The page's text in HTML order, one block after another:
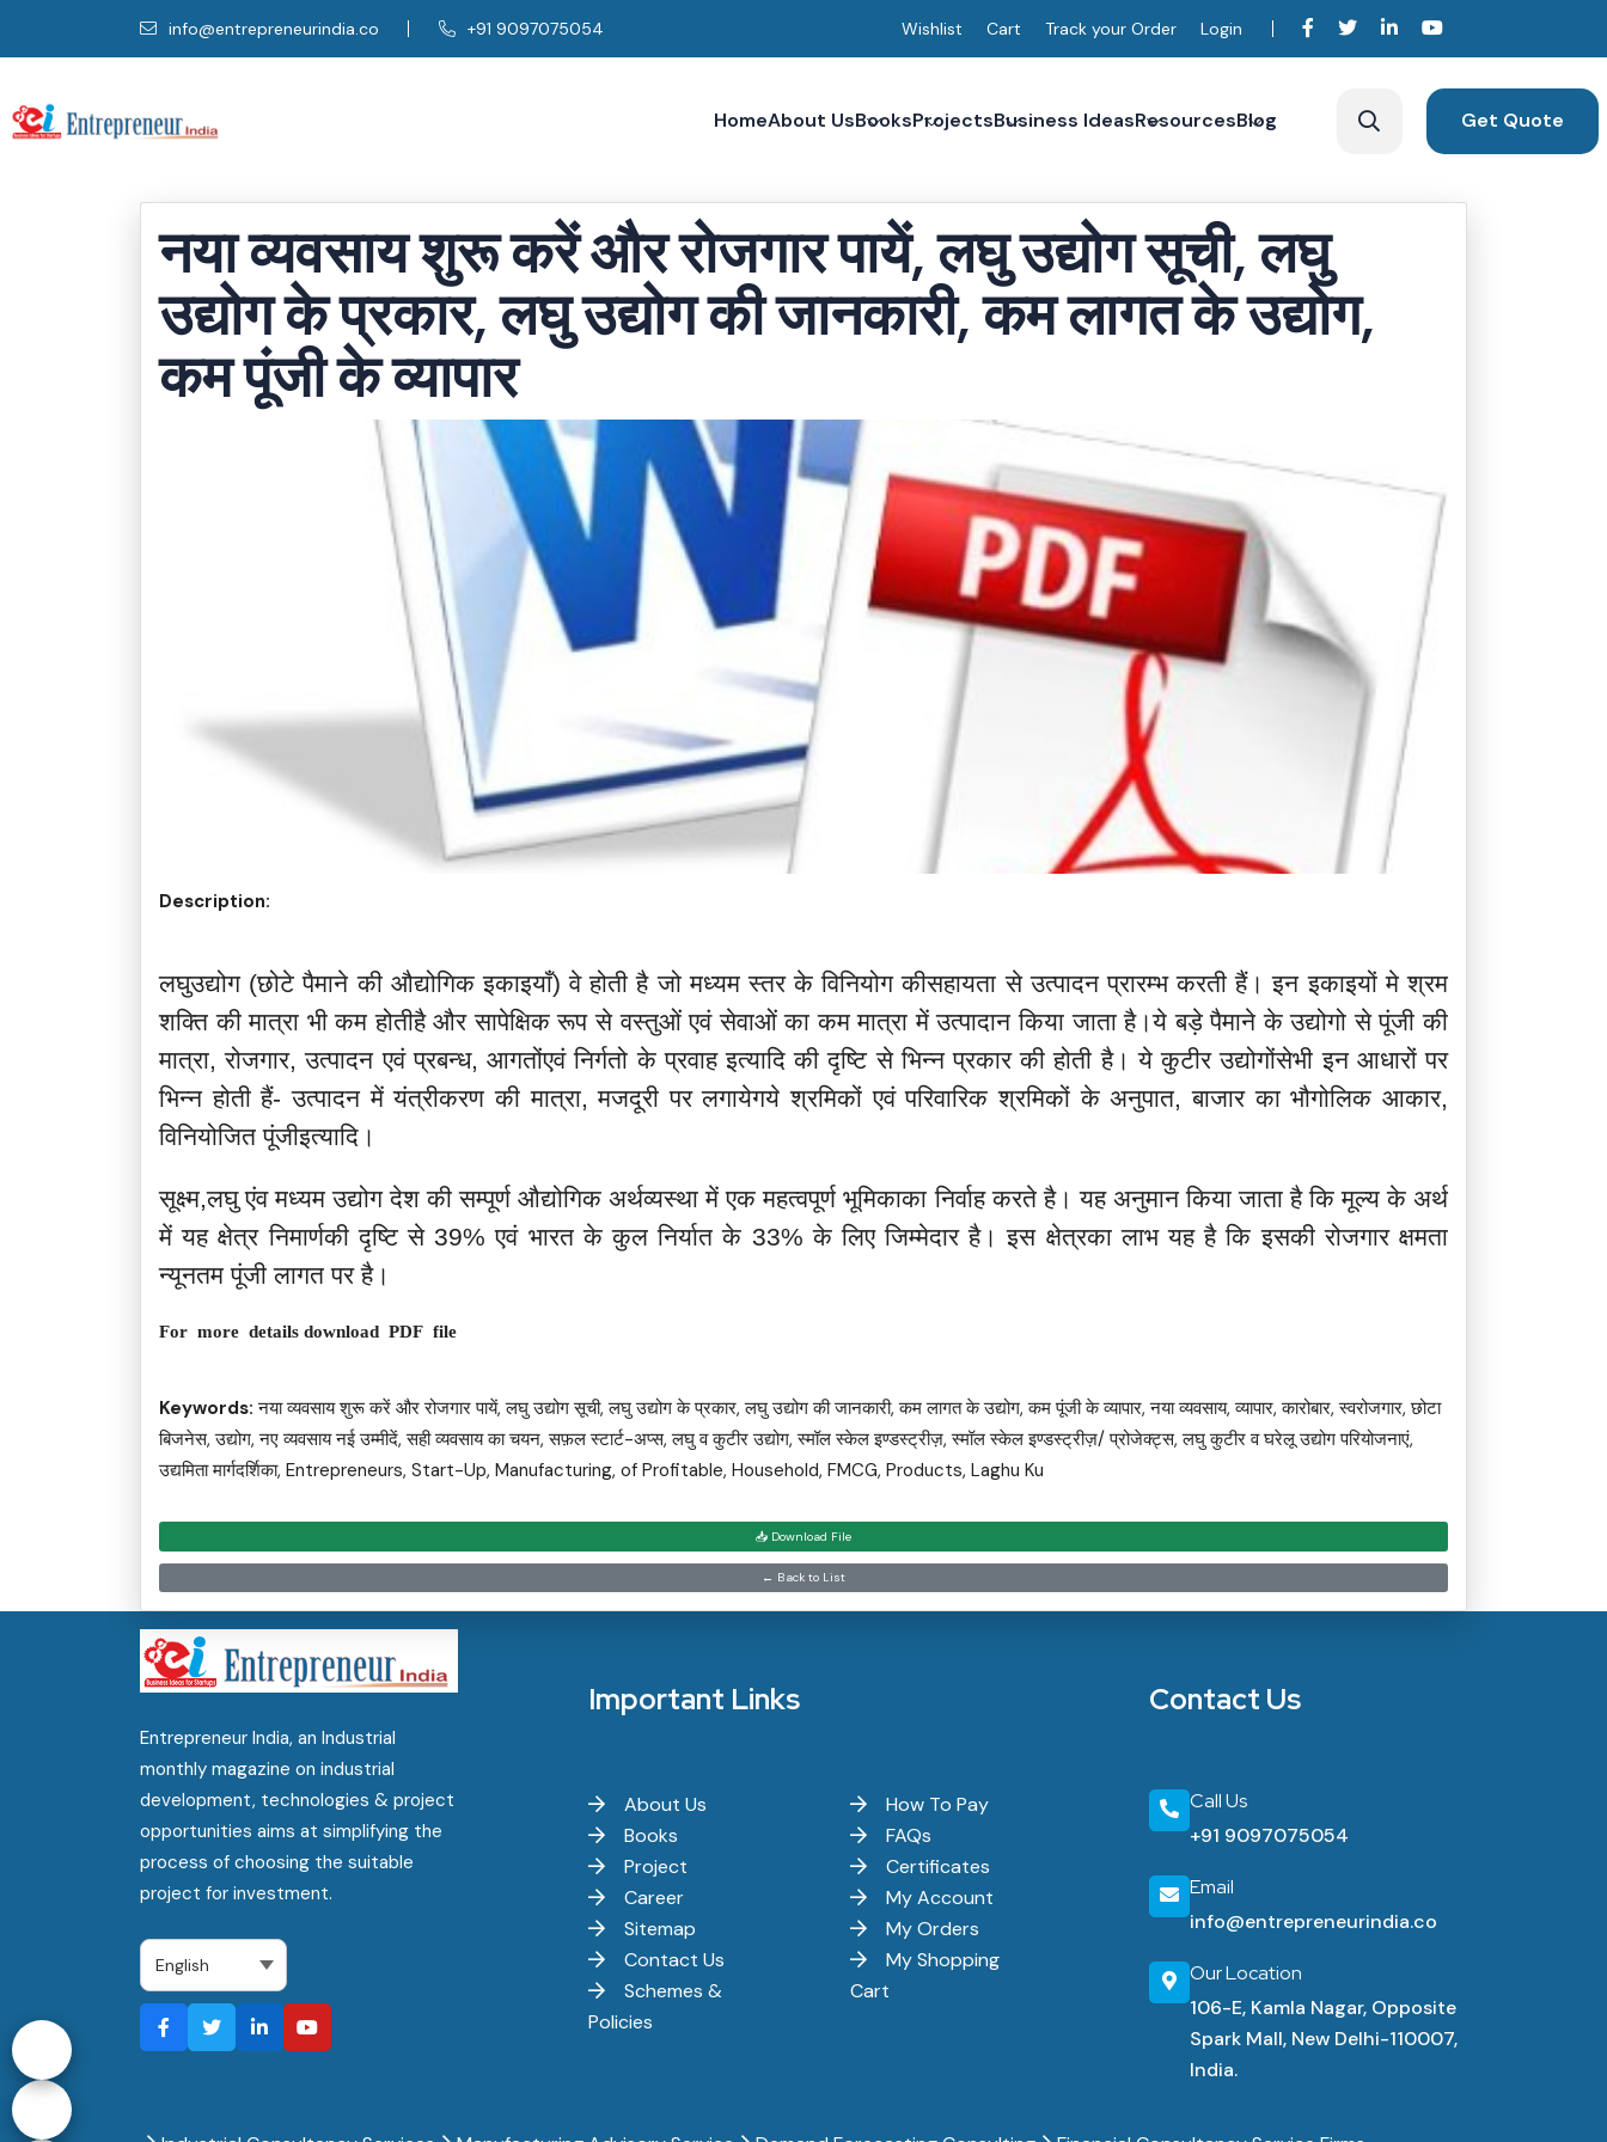
info@entrepreneurindia.co +91 9097075054 Wishlist Cart Track your Order Login
HomeAbout UsBooksProjectsBusiness IdeasResourcesBlog Get Quote
नया व्यवसाय शुरू करें और रोजगार पायें, लघु उद्योग सूची, लघु
उद्योग के प्रकार, लघु उद्योग की जानकारी, कम लागत के उद्योग,
कम पूंजी के व्यापार
Description:
लघुउद्योग (छोटे पैमाने की औद्योगिक इकाइयाँ) वे होती है जो मध्यम स्तर के विनियोग कीसहायता से उत्पादन प्रारम्भ करती हैं। इन इकाइयों मे श्रम
शक्ति की मात्रा भी कम होतीहै और सापेक्षिक रूप से वस्तुओं एवं सेवाओं का कम मात्रा में उत्पादान किया जाता है।ये बड़े पैमाने के उद्योगो से पूंजी की
मात्रा, रोजगार, उत्पादन एवं प्रबन्ध, आगतोंएवं निर्गतो के प्रवाह इत्यादि की दृष्टि से भिन्न प्रकार की होती है। ये कुटीर उद्योगोंसेभी इन आधारों पर
भिन्न होती हैं- उत्पादन में यंत्रीकरण की मात्रा, मजदूरी पर लगायेगये श्रमिकों एवं परिवारिक श्रमिकों के अनुपात, बाजार का भौगोलिक आकार,
विनियोजित पूंजीइत्यादि।
सूक्ष्म,लघु एंव मध्यम उद्योग देश की सम्पूर्ण औद्योगिक अर्थव्यस्था में एक महत्वपूर्ण भूमिकाका निर्वाह करते है। यह अनुमान किया जाता है कि मूल्य के अर्थ
में यह क्षेत्र निमार्णकी दृष्टि से 39% एवं भारत के कुल निर्यात के 33% के लिए जिम्मेदार है। इस क्षेत्रका लाभ यह है कि इसकी रोजगार क्षमता
न्यूनतम पूंजी लागत पर है।
For more details download PDF file
Keywords: नया व्यवसाय शुरू करें और रोजगार पायें, लघु उद्योग सूची, लघु उद्योग के प्रकार, लघु उद्योग की जानकारी, कम लागत के उद्योग, कम पूंजी के व्यापार, नया व्यवसाय, व्यापार, कारोबार, स्वरोजगार, छोटा
बिजनेस, उद्योग, नए व्यवसाय नई उम्मीदें, सही व्यवसाय का चयन, सफ़ल स्टार्ट-अप्स, लघु व कुटीर उद्योग, स्मॉल स्केल इण्डस्ट्रीज़, स्मॉल स्केल इण्डस्ट्रीज़/ प्रोजेक्ट्स, लघु कुटीर व घरेलू उद्योग परियोजनाएं,
उद्यमिता मार्गदर्शिका, Entrepreneurs, Start-Up, Manufacturing, of Profitable, Household, FMCG, Products, Laghu Ku
📥 Download File
← Back to List
Entrepreneur India, an Industrial
monthly magazine on industrial
development, technologies & project
opportunities aims at simplifying the
process of choosing the suitable
project for investment.
Important Links
About Us
Books
Project
Career
Sitemap
Contact Us
Schemes &
Policies
How To Pay
FAQs
Certificates
My Account
My Orders
My Shopping
Cart
Contact Us
Call Us
+91 9097075054
Email
info@entrepreneurindia.co
Our Location
106-E, Kamla Nagar, Opposite
Spark Mall, New Delhi-110007,
India.